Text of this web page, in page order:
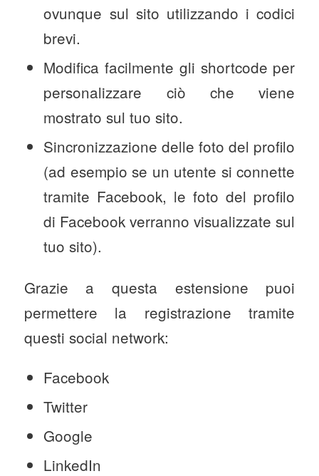
ovunque sul sito utilizzando i codici
brevi.
Modifica facilmente gli shortcode per
personalizzare ciò che viene
mostrato sul tuo sito.
Sincronizzazione delle foto del profilo
(ad esempio se un utente si connette
tramite Facebook, le foto del profilo
di Facebook verranno visualizzate sul
tuo sito).
Grazie a questa estensione puoi
permettere la registrazione tramite
questi social network:
Facebook
Twitter
Google
LinkedIn